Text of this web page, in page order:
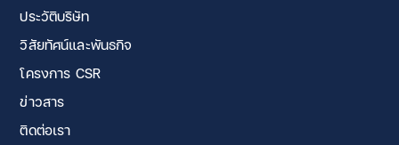
ประวัติบริษัท
วิสัยทัศน์และพันธกิจ
โครงการ CSR
ข่าวสาร
ติดต่อเรา